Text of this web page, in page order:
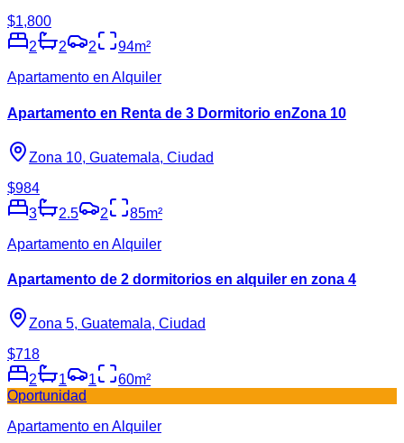
$1,800
2
2 2 94m²
Apartamento en Alquiler
Apartamento en Renta de 3 Dormitorio enZona 10
Zona 10, Guatemala, Ciudad
$984
3
2.5 2 85m²
Apartamento en Alquiler
Apartamento de 2 dormitorios en alquiler en zona 4
Zona 5, Guatemala, Ciudad
$718
2
1 1 60m²
Oportunidad
Apartamento en Alquiler